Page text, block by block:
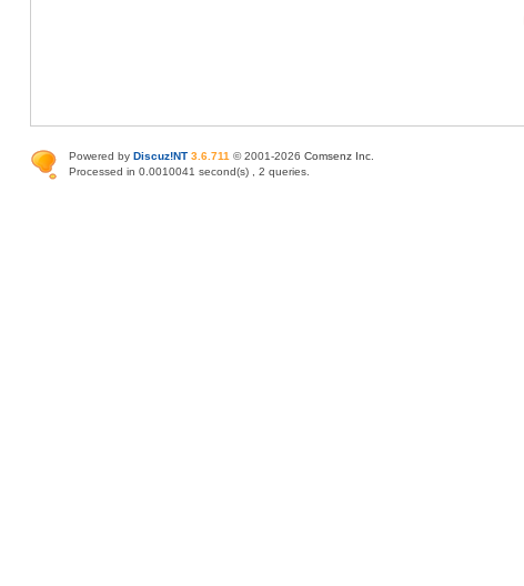
Powered by Discuz!NT 3.6.711 © 2001-2026 Comsenz Inc.
Processed in 0.0010041 second(s) , 2 queries.